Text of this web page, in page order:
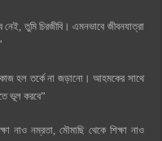
তুমি চিরজীবি। এমনভাবে জীবনযাত্রা
কাজ হল তর্কে না জড়ানো। আহমকের সাথে
ভূল করবে”
নাও নম্রতা, মৌমাছি থেকে শিক্ষা নাও